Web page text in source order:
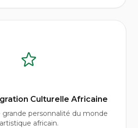
Culturelle Africaine
grande personnalité du monde
artistique africain.